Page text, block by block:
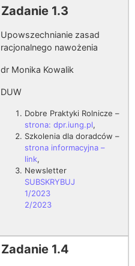
Zadanie 1.3
Upowszechnianie zasad
racjonalnego nawożenia
dr Monika Kowalik
DUW
Dobre Praktyki Rolnicze –
strona: dpr.iung.pl,
Szkolenia dla doradców –
strona informacyjna –
link,
Newsletter
SUBSKRYBUJ
1/2023
2/2023
Zadanie 1.4